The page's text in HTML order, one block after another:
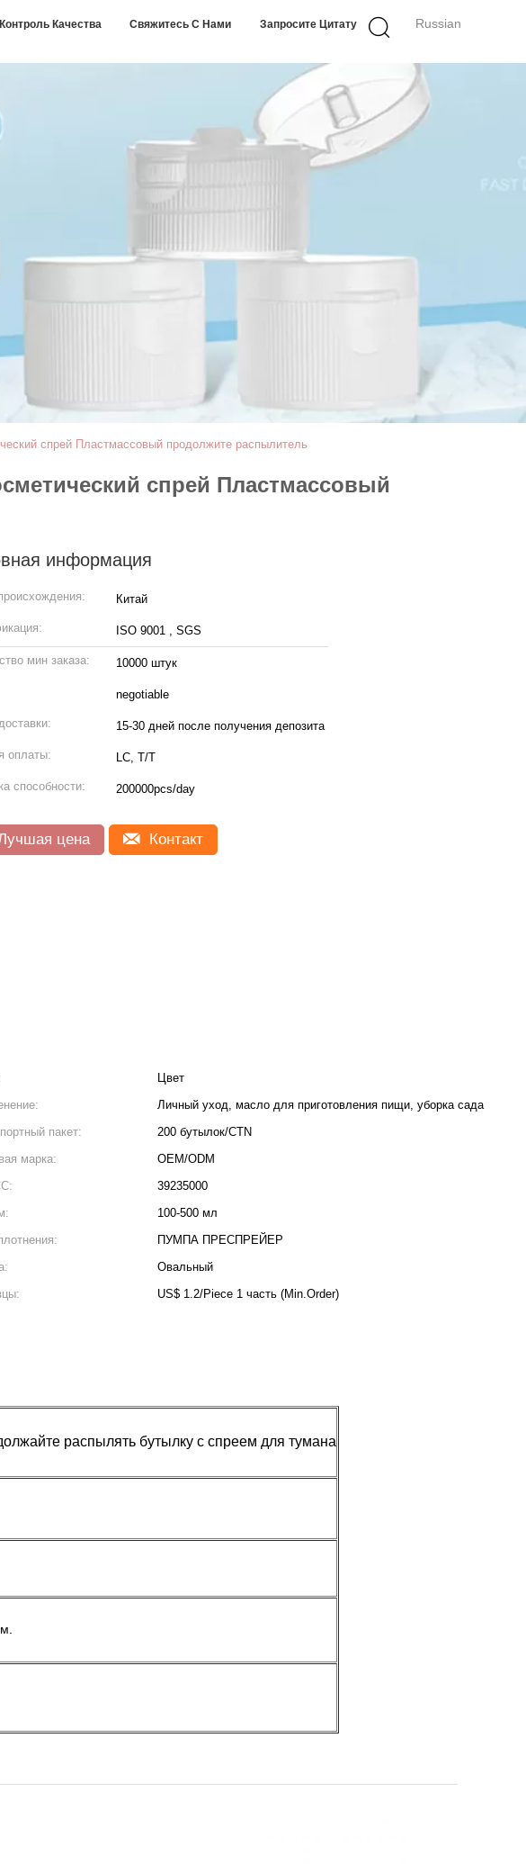
Russian
Контроль Качества Свяжитесь С Нами Запросите Цитату
спрей Пластмассовый продолжите распылитель
спрей Пластмассовый
информация
Китай
ISO 9001 , SGS
мин заказа: 10000 штук
negotiable
15-30 дней после получения депозита
оплаты: LC, T/T
способности: 200000pcs/day
цена Контакт
Цвет
Личный уход, масло для приготовления пищи, уборка сада
пакет:
200 бутылок/CTN
марка:
OEM/ODM
39235000
100-500 мл
ПУМПА ПРЕСПРЕЙЕР
Овальный
US$ 1.2/Piece 1 часть (Min.Order)
распылять бутылку с спреем для тумана